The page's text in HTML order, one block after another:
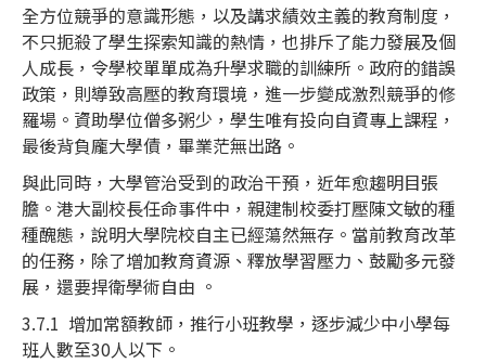
全方位競爭的意識形態，以及講求績效主義的教育制度，
不只扼殺了學生探索知識的熱情，也排斥了能力發展及個
人成長，令學校單單成為升學求職的訓練所。政府的錯誤
政策，則導致高壓的教育環境，進一步變成激烈競爭的修
羅場。資助學位僧多粥少，學生唯有投向自資專上課程，
最後背負龐大學債，畢業茫無出路。
與此同時，大學管治受到的政治干預，近年愈趨明目張
膽。港大副校長任命事件中，親建制校委打壓陳文敏的種
種醜態，說明大學院校自主已經蕩然無存。當前教育改革
的任務，除了增加教育資源、釋放學習壓力、鼓勵多元發
展，還要捍衛學術自由 。
3.7.1 增加常額教師，推行小班教學，逐步減少中小學每
班人數至30人以下。